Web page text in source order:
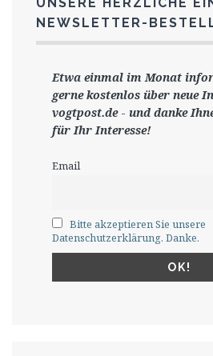
NEWSLETTER-
Etwa einmal im Monat
gernekostenlos über neue
vogtpost.de- und danke
für Ihr Interesse!
Email
Bitte akzeptieren Sie unsere
Datenschutzerklärung. Danke.